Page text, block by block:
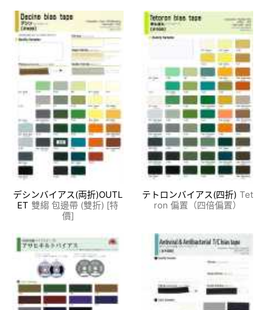
デシンバイアス(両折)OUTL
ET 雙縐 包邊帶 (雙折) [特
價]
テトロンバイアス(四折) Tet
ron 偏置（四倍偏置）